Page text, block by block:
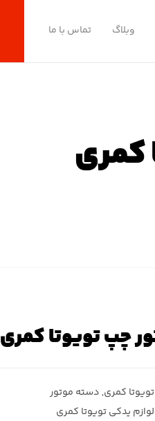
وبلاگ تماس با ما
کمری
چپ تویوتا کمری
تویوتا کمری, دسته موتور
لوازم یدکی تویوتا کمری